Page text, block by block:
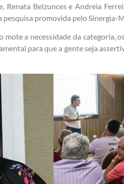
Renata Belzunces e Andreia
promovida pelo Sinergia-
a necessidade da categoria,
para que a gente seja